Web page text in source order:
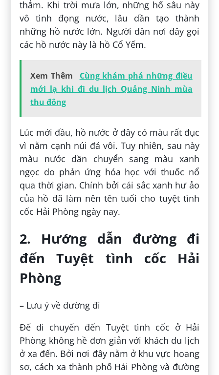
thẳm. Khi trời mưa lớn, những hố sâu này
vô tình đọng nước, lâu dần tạo thành
những hồ nước lớn. Người dân nơi đây gọi
các hồ nước này là hồ Cổ Yếm.
Xem Thêm
Cùng khám phá những điều
mới lạ khi đi du lịch Quảng Ninh mùa
thu đông
Lúc mới đầu, hồ nước ở đây có màu rất đục
vì nằm cạnh núi đá vôi. Tuy nhiên, sau này
màu nước dần chuyển sang màu xanh
ngọc do phản ứng hóa học với thuốc nổ
qua thời gian. Chính bởi cái sắc xanh hư ảo
của hồ đã làm nên tên tuổi cho tuyệt tình
cốc Hải Phòng ngày nay.
2. Hướng dẫn đường đi
đến Tuyệt tình cốc Hải
Phòng
– Lưu ý về đường đi
Để di chuyển đến Tuyệt tình cốc ở Hải
Phòng không hề đơn giản với khách du lịch
ở xa đến. Bởi nơi đây nằm ở khu vực hoang
sơ, cách xa thành phố Hải Phòng và đường